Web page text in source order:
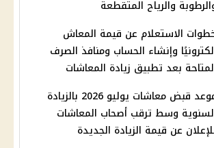
والرياح المتقطعة
الاستعلام عن قيمة المعاش
وإنشاء الحساب ومنافذ الصرف
بعد تطبيق زيادة المعاشات
موعد قبض معاشات يوليو 2026 بالزيادة
وسط ترقب أصحاب المعاشات
عن قيمة الزيادة الجديدة